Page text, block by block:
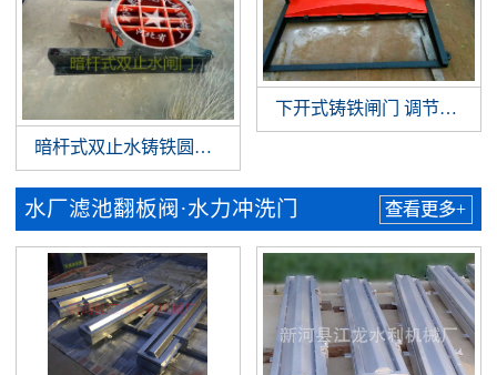
暗杆式双止水铸铁圆闸门
下开式铸铁闸门 调节堰门
水厂滤池翻板阀·水力冲洗门 查看更多+